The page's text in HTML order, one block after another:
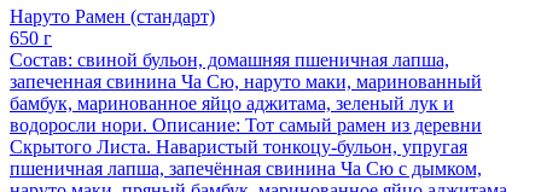
Наруто Рамен (стандарт)
650 г
Состав: cвиной бульон, домашняя пшеничная лапша,
запеченная свинина Ча Сю, наруто маки, маринованный
бамбук, маринованное яйцо аджитама, зеленый лук и
водоросли нори. Описание: Тот самый рамен из деревни
Скрытого Листа. Наваристый тонкоцу-бульон, упругая
пшеничная лапша, запечённая свинина Ча Сю с дымком,